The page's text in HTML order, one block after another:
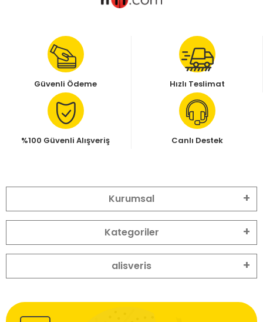
Güvenli Ödeme Hızlı Teslimat
%100 Güvenli Alışveriş Canlı Destek
Kurumsal
Kategoriler
alisveris